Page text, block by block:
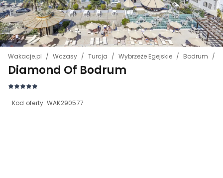
Wakacje.pl Wczasy Turcja Wybrzeże Egejskie Bodrum
Diamond Of Bodrum
Kod oferty: WAK290577